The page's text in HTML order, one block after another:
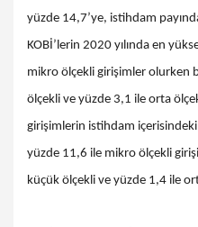
yüzde 14,7’ye, istihdam
KOBİ’lerin 2020 yılında en
mikro ölçekli girişimler olurken
ölçekli ve yüzde 3,1 ile orta
girişimlerin istihdam
yüzde 11,6 ile mikro ölçekli
küçük ölçekli ve yüzde 1,4 ile